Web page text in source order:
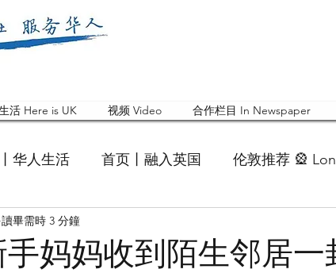
活 Here is UK 视频 Video 合作栏目 In Newspaper
华人生活 首页丨融入英国 伦敦推荐 🎡
快乐肥宅指南 Cola
妈妈收到陌生邻居一
讀畢需時 3 分鐘